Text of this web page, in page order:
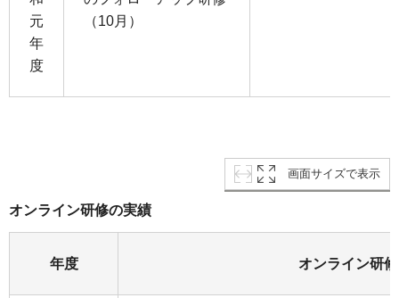
元
年
度
（10月）
画面サイズで表示
オンライン研修の実績
年度 オンライン研修